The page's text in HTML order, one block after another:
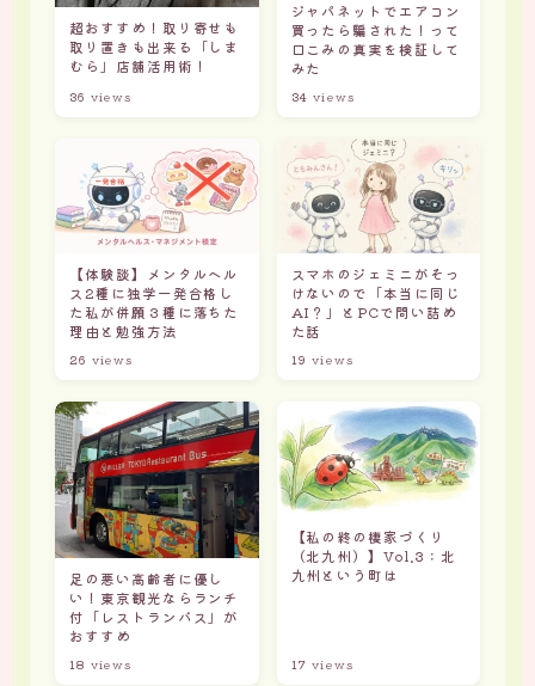
超おすすめ！取り寄せも
取り置きも出来る「しま
むら」店舗活用術！
36 views
ジャパネットでエアコン
買ったら騙された！って
口こみの真実を検証して
みた
34 views
【体験談】メンタルヘル
ス2種に独学一発合格し
た私が併願３種に落ちた
理由と勉強方法
26 views
スマホのジェミニがそっ
けないので「本当に同じ
AI？」とPCで問い詰め
た話
19 views
足の悪い高齢者に優し
い！東京観光ならランチ
付「レストランバス」が
おすすめ
18 views
【私の終の棲家づくり
（北九州）】Vol.3：北
九州という町は
17 views